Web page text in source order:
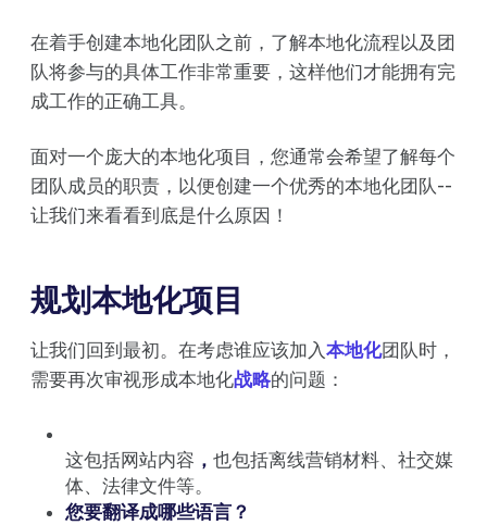
在着手创建本地化团队之前，了解本地化流程以及团
队将参与的具体工作非常重要，这样他们才能拥有完
成工作的正确工具。
面对一个庞大的本地化项目，您通常会希望了解每个
团队成员的职责，以便创建一个优秀的本地化团队--
让我们来看看到底是什么原因！
规划本地化项目
让我们回到最初。在考虑谁应该加入 本地化团队时，
需要再次审视形成本地化战略的问题：
这包括网站内容 ， 也包括离线营销材料、社交媒
体、法律文件等。
您要翻译成哪些语言？